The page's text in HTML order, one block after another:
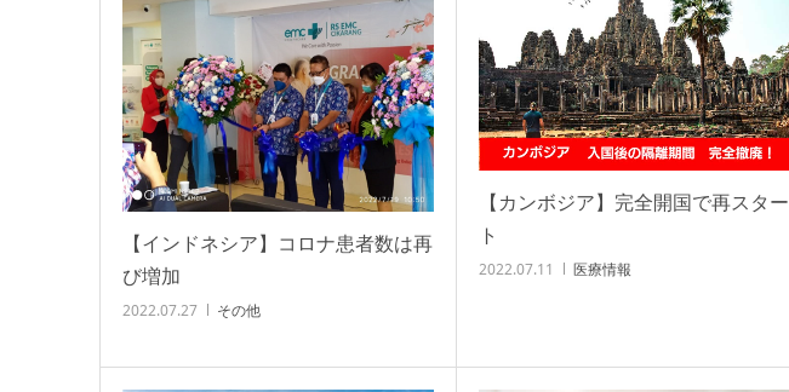
【インドネシア】コロナ患者数は再
び増加
2022.07.27 その他
【カンボジア】完全開国で再スター
ト
2022.07.11 医療情報